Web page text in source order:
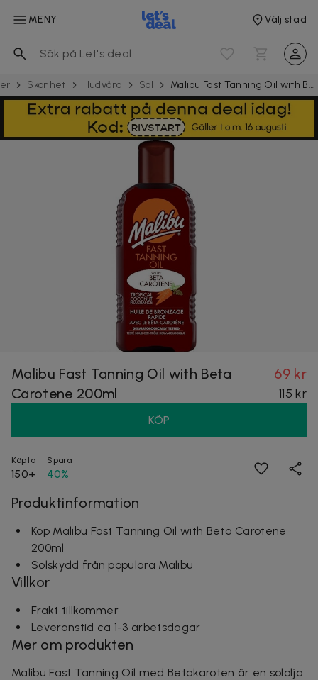
MENY Välj stad
Skönhet Hudvård Sol Malibu Fast Tanning Oil with Beta Carotene 200ml
Malibu Fast Tanning Oil with Beta
Carotene 200ml
69 kr
115 kr
KÖP
Köpta
150+
Spara
40%
Produktinformation
Köp Malibu Fast Tanning Oil with Beta Carotene
200ml
Solskydd från populära Malibu
Villkor
Frakt tillkommer
Leveranstid ca 1-3 arbetsdagar
Mer om produkten
Malibu Fast Tanning Oil med Betakaroten är en sololja